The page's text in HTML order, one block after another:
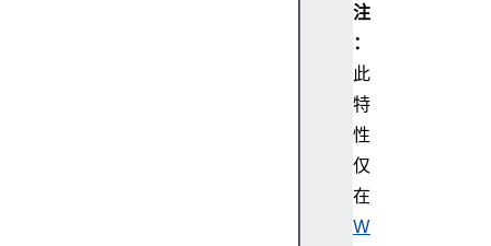
注
：
此
特
性
仅
在
W